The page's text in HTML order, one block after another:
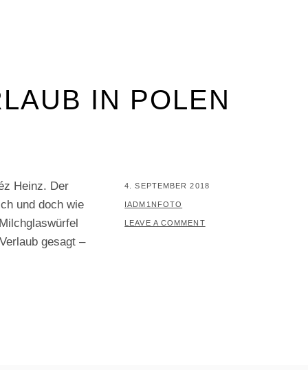
IN POLEN
Heinz. Der
und doch wie
gesagt –
POSTED
ON
4. SEPTEMBER 2018
BY
IADM1NFOTO
LEAVE A COMMENT